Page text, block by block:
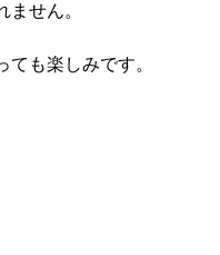
ません。
ても楽しみです。